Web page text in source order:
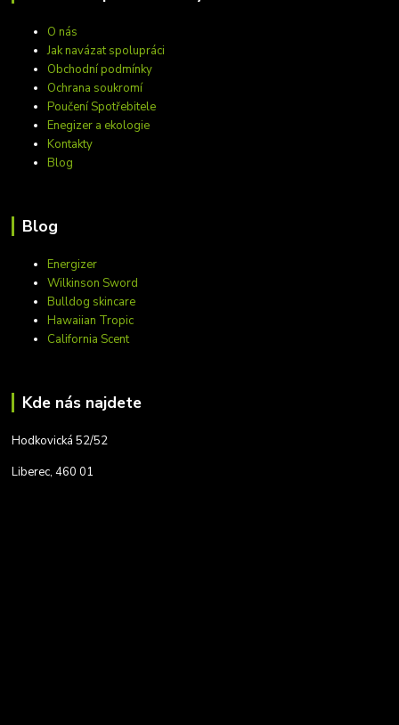
O nás
Jak navázat spolupráci
Obchodní podmínky
Ochrana soukromí
Poučení Spotřebitele
Enegizer a ekologie
Kontakty
Blog
Blog
Energizer
Wilkinson Sword
Bulldog skincare
Hawaiian Tropic
California Scent
Kde nás najdete
Hodkovická 52/52
Liberec, 460 01